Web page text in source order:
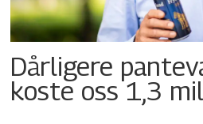
Dårligere
koste oss 1,3